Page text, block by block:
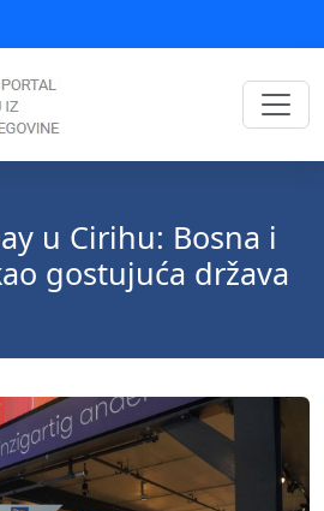
u Cirihu: Bosna i
gostujuća država